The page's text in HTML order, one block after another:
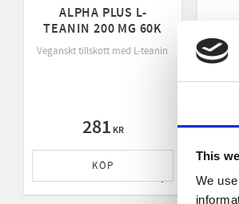
This
We
ALPHA PLUS L-
TEANIN 200 MG 60K
Veganskt tillskott med L-teanin från grönt te.
281 KR
Lägg till i
KÖP